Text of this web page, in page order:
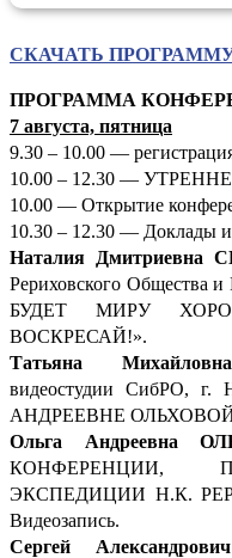
СКАЧАТЬ
ПРОГРАММА
7 августа, пятница
9.30 – 10.00 —
10.00 – 12.30 —
10.00 — Открытие
10.30 – 12.30 — Доклады
Наталия Дмитриевна
Рериховского Общества
БУДЕТ МИРУ
ВОСКРЕСАЙ!».
Татьяна
видеостудии СибРО,
АНДРЕЕВНЕ
Ольга Андреевна
КОНФЕРЕНЦИИ,
ЭКСПЕДИЦИИ Н.К.
Видеозапись.
Сергей